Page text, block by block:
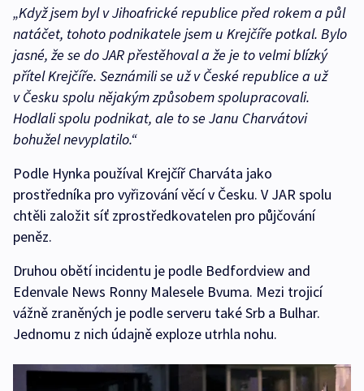
„Když jsem byl v Jihoafrické republice před rokem a půl
natáčet, tohoto podnikatele jsem u Krejčíře potkal. Bylo
jasné, že se do JAR přestěhoval a že je to velmi blízký
přítel Krejčíře. Seznámili se už v České republice a už
v Česku spolu nějakým způsobem spolupracovali.
Hodlali spolu podnikat, ale to se Janu Charvátovi
bohužel nevyplatilo.“
Podle Hynka používal Krejčíř Charváta jako
prostředníka pro vyřizování věcí v Česku. V JAR spolu
chtěli založit síť zprostředkovatelen pro půjčování
peněz.
Druhou obětí incidentu je podle Bedfordview and
Edenvale News Ronny Malesele Bvuma. Mezi trojicí
vážně zraněných je podle serveru také Srb a Bulhar.
Jednomu z nich údajně exploze utrhla nohu.